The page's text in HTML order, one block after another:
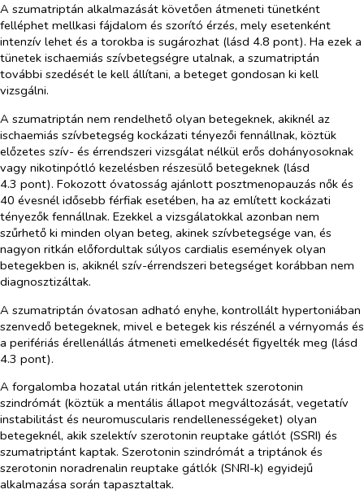
A szumatriptán alkalmazását követően átmeneti tünetként
felléphet mellkasi fájdalom és szorító érzés, mely esetenként
intenzív lehet és a torokba is sugározhat (lásd 4.8 pont). Ha ezek a
tünetek ischaemiás szívbetegségre utalnak, a szumatriptán
további szedését le kell állítani, a beteget gondosan ki kell
vizsgálni.
A szumatriptán nem rendelhető olyan betegeknek, akiknél az
ischaemiás szívbetegség kockázati tényezői fennállnak, köztük
előzetes szív- és érrendszeri vizsgálat nélkül erős dohányosoknak
vagy nikotinpótló kezelésben részesülő betegeknek (lásd
4.3 pont). Fokozott óvatosság ajánlott posztmenopauzás nők és
40 évesnél idősebb férfiak esetében, ha az említett kockázati
tényezők fennállnak. Ezekkel a vizsgálatokkal azonban nem
szűrhető ki minden olyan beteg, akinek szívbetegsége van, és
nagyon ritkán előfordultak súlyos cardialis események olyan
betegekben is, akiknél szív-érrendszeri betegséget korábban nem
diagnosztizáltak.
A szumatriptán óvatosan adható enyhe, kontrollált hypertoniában
szenvedő betegeknek, mivel e betegek kis részénél a vérnyomás és
a perifériás érellenállás átmeneti emelkedését figyelték meg (lásd
4.3 pont).
A forgalomba hozatal után ritkán jelentettek szerotonin
szindrómát (köztük a mentális állapot megváltozását, vegetatív
instabilitást és neuromuscularis rendellenességeket) olyan
betegeknél, akik szelektív szerotonin reuptake gátlót (SSRI) és
szumatriptánt kaptak. Szerotonin szindrómát a triptánok és
szerotonin noradrenalin reuptake gátlók (SNRI-k) egyidejű
alkalmazása során tapasztaltak.